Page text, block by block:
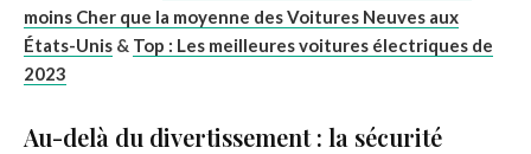
moins Cher que la moyenne des Voitures Neuves aux
États-Unis & Top : Les meilleures voitures électriques de
2023
Au-delà du divertissement : la sécurité